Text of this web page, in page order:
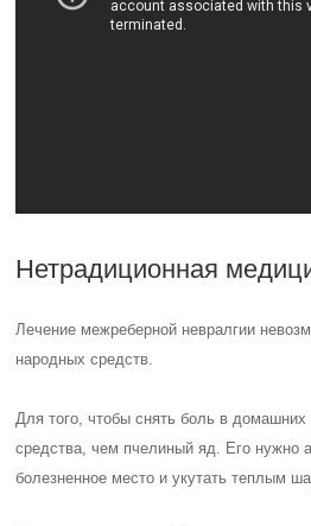
Нетрадиционная
Лечение межреберной невралгии
народных средств.
Для того, чтобы снять боль в
средства, чем пчелиный яд. Его нужно
болезненное место и укутать теплым